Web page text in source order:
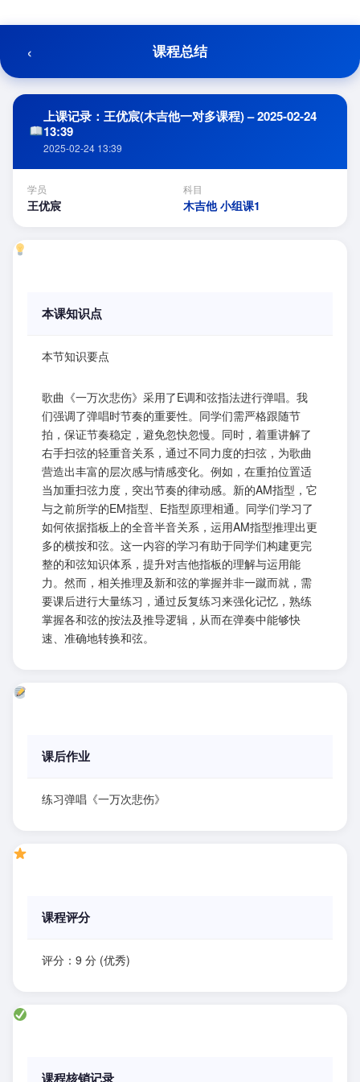
至
容
‹ 课程总结
上课记录：王优宸(木吉他一对多课程) – 2025-02-24
13:39
2025-02-24 13:39
学员
王优宸
科目
木吉他 小组课1
本课知识点
本节知识要点
歌曲《一万次悲伤》采用了E调和弦指法进行弹唱。我
们强调了弹唱时节奏的重要性。同学们需严格跟随节
拍，保证节奏稳定，避免忽快忽慢。同时，着重讲解了
右手扫弦的轻重音关系，通过不同力度的扫弦，为歌曲
营造出丰富的层次感与情感变化。例如，在重拍位置适
当加重扫弦力度，突出节奏的律动感。新的AM指型，它
与之前所学的EM指型、E指型原理相通。同学们学习了
如何依据指板上的全音半音关系，运用AM指型推理出更
多的横按和弦。这一内容的学习有助于同学们构建更完
整的和弦知识体系，提升对吉他指板的理解与运用能
力。然而，相关推理及新和弦的掌握并非一蹴而就，需
要课后进行大量练习，通过反复练习来强化记忆，熟练
掌握各和弦的按法及推导逻辑，从而在弹奏中能够快
速、准确地转换和弦。
课后作业
练习弹唱《一万次悲伤》
课程评分
评分：9 分 (优秀)
课程核销记录